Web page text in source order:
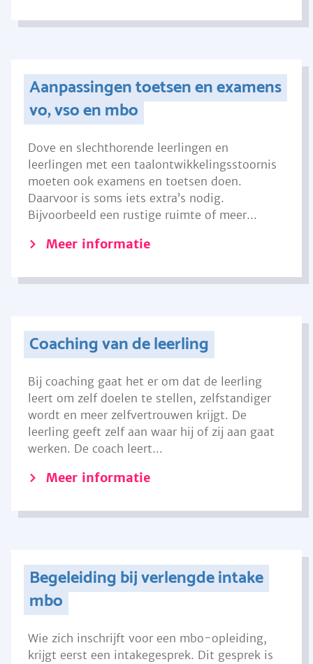
Aanpassingen toetsen en examens
vo, vso en mbo
Dove en slechthorende leerlingen en
leerlingen met een taalontwikkelingsstoornis
moeten ook examens en toetsen doen.
Daarvoor is soms iets extra’s nodig.
Bijvoorbeeld een rustige ruimte of meer...
Meer informatie
Coaching van de leerling
Bij coaching gaat het er om dat de leerling
leert om zelf doelen te stellen, zelfstandiger
wordt en meer zelfvertrouwen krijgt. De
leerling geeft zelf aan waar hij of zij aan gaat
werken. De coach leert...
Meer informatie
Begeleiding bij verlengde intake
mbo
Wie zich inschrijft voor een mbo-opleiding,
krijgt eerst een intakegesprek. Dit gesprek is